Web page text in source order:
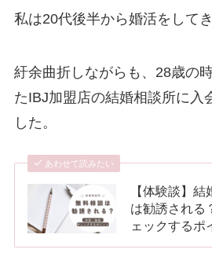
私は20代後半から婚活をしてき
紆余曲折しながらも、28歳の
たIBJ加盟店の結婚相談所に入
した。
あわせて読みたい
【体験談】
は勧誘される
ェックするポ